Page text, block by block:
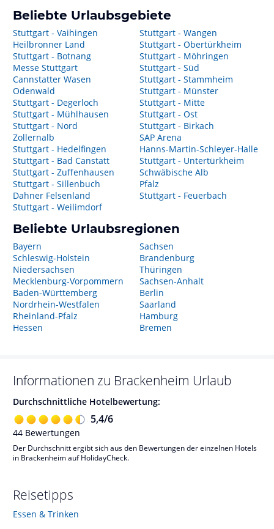
Beliebte Urlaubsgebiete
Stuttgart - Vaihingen
Heilbronner Land
Stuttgart - Botnang
Messe Stuttgart
Cannstatter Wasen
Odenwald
Stuttgart - Degerloch
Stuttgart - Mühlhausen
Stuttgart - Nord
Zollernalb
Stuttgart - Hedelfingen
Stuttgart - Bad Canstatt
Stuttgart - Zuffenhausen
Stuttgart - Sillenbuch
Dahner Felsenland
Stuttgart - Weilimdorf
Stuttgart - Wangen
Stuttgart - Obertürkheim
Stuttgart - Möhringen
Stuttgart - Süd
Stuttgart - Stammheim
Stuttgart - Münster
Stuttgart - Mitte
Stuttgart - Ost
Stuttgart - Birkach
SAP Arena
Hanns-Martin-Schleyer-Halle
Stuttgart - Untertürkheim
Schwäbische Alb
Pfalz
Stuttgart - Feuerbach
Beliebte Urlaubsregionen
Bayern
Schleswig-Holstein
Niedersachsen
Mecklenburg-Vorpommern
Baden-Württemberg
Nordrhein-Westfalen
Rheinland-Pfalz
Hessen
Sachsen
Brandenburg
Thüringen
Sachsen-Anhalt
Berlin
Saarland
Hamburg
Bremen
Informationen zu Brackenheim Urlaub
Durchschnittliche Hotelbewertung:
5,4/6
44 Bewertungen
Der Durchschnitt ergibt sich aus den Bewertungen der einzelnen Hotels
in Brackenheim auf HolidayCheck.
Reisetipps
Essen & Trinken